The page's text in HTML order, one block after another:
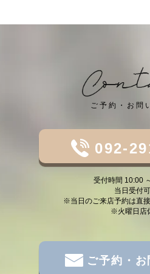
ご予約・お問
092-
受付時間 10:00
当日受付
※当日のご来店予約は直接
※火曜日店
ご予約・お